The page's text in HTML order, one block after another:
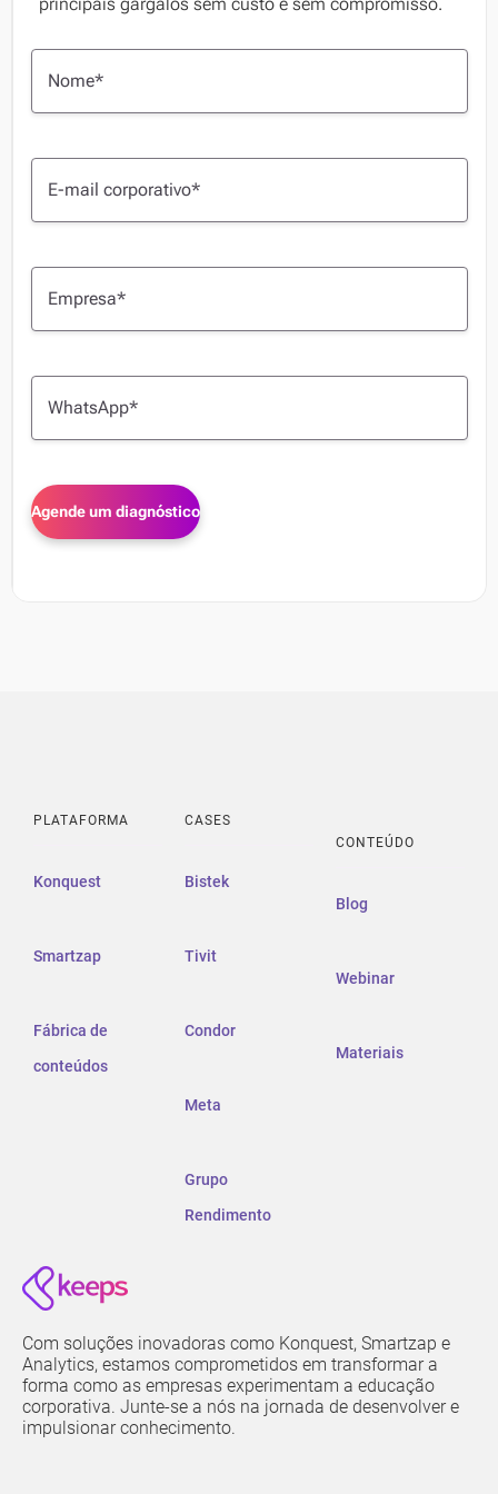
PLATAFORMA
Konquest
Smartzap
Fábrica de
conteúdos
CASES
Bistek
Tivit
Condor
Meta
Grupo
Rendimento
CONTEÚDO
Blog
Webinar
Materiais
Com soluções inovadoras como Konquest, Smartzap e
Analytics, estamos comprometidos em transformar a
forma como as empresas experimentam a educação
corporativa. Junte-se a nós na jornada de desenvolver e
impulsionar conhecimento.